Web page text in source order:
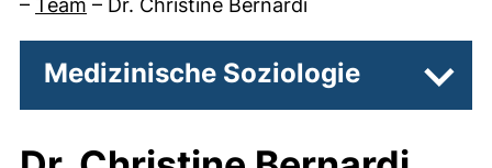
– Team – Dr. Christine Bernardi
Medizinische Soziologie